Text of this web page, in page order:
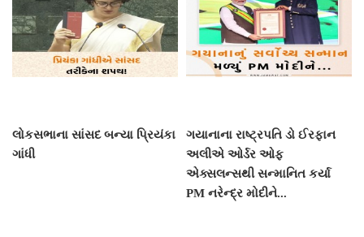
લોકસભાના સાંસદ બન્યા પ્રિયંકા
ગાંધી
ગયાનાના રાષ્ટ્રપતિ ડો ઈરફાન
અલીએ ઓર્ડર ઓફ
એક્સલન્સથી સન્માનિત કર્યા
PM નરેન્દ્ર મોદીને...